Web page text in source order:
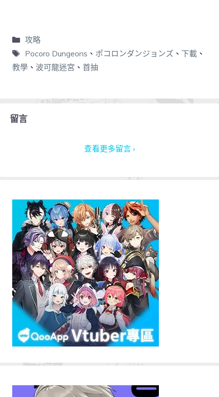
攻略
Pocoro Dungeons 、 ポコロンダンジョンズ 、 下載、
教學 、 波可龍迷宮 、 首抽
留言
查看更多留言 ›